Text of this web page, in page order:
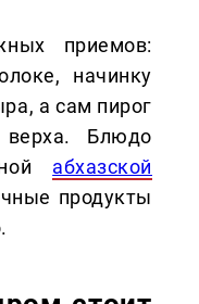
приемов:
начинку
а сам пирог
Блюдо
абхазской
продукты